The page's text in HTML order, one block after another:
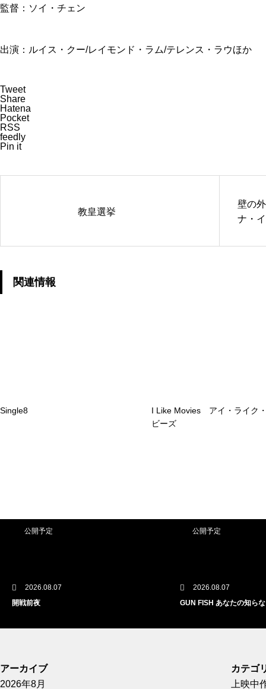
監督：ソイ・チェン
出演：ルイス・クー/レイモンド・ラム/テレンス・ラウほか
Tweet
Share
Hatena
Pocket
RSS
feedly
Pin it
教皇選挙
壁の
ナ・
関連情報
Single8
I Like Movies アイ・ライク
ビーズ
公開予定
2026.08.07
GUN FISH あなたの知らないフグの世界
公開予定
2026.08.07
影を売る女
アーカイブ
2026年8月
カテゴ
上映中